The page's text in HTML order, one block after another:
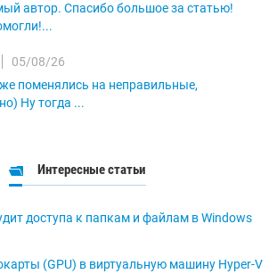
автор. Спасибо большое за статью!
05/08/26
поменялись на неправильные,
Ну тогда ...
Интересные статьи
доступа к папкам и файлам в Windows
(GPU) в виртуальную машину Hyper-V